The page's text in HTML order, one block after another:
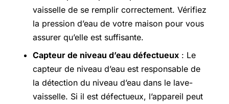
vaisselle de se remplir correctement. Vérifiez
la pression d’eau de votre maison pour vous
assurer qu’elle est suffisante.
Capteur de niveau d’eau défectueux : Le
capteur de niveau d’eau est responsable de
la détection du niveau d’eau dans le lave-
vaisselle. Si il est défectueux, l’appareil peut